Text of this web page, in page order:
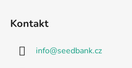
Kontakt
info@seedbank.cz